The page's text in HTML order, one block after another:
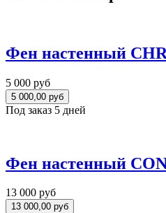
Фен настенный
5 000 руб
Под заказ 5 дней
Фен настенный
13 000 руб